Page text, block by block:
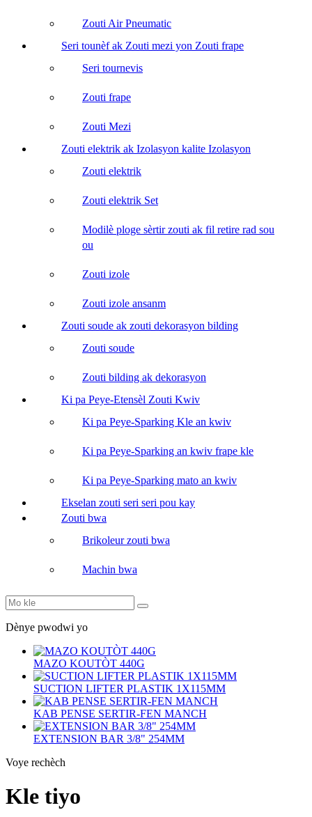
Zouti Air Pneumatic
Seri tounèf ak Zouti mezi yon Zouti frape
Seri tournevis
Zouti frape
Zouti Mezi
Zouti elektrik ak Izolasyon kalite Izolasyon
Zouti elektrik
Zouti elektrik Set
Modilè ploge sèrtir zouti ak fil retire rad sou
ou
Zouti izole
Zouti izole ansanm
Zouti soude ak zouti dekorasyon bilding
Zouti soude
Zouti bilding ak dekorasyon
Ki pa Peye-Etensèl Zouti Kwiv
Ki pa Peye-Sparking Kle an kwiv
Ki pa Peye-Sparking an kwiv frape kle
Ki pa Peye-Sparking mato an kwiv
Ekselan zouti seri seri pou kay
Zouti bwa
Brikoleur zouti bwa
Machin bwa
Dènye pwodwi yo
MAZO KOUTÒT 440G
SUCTION LIFTER PLASTIK 1X115MM
KAB PENSE SERTIR-FEN MANCH
EXTENSION BAR 3/8" 254MM
Voye rechèch
Kle tiyo